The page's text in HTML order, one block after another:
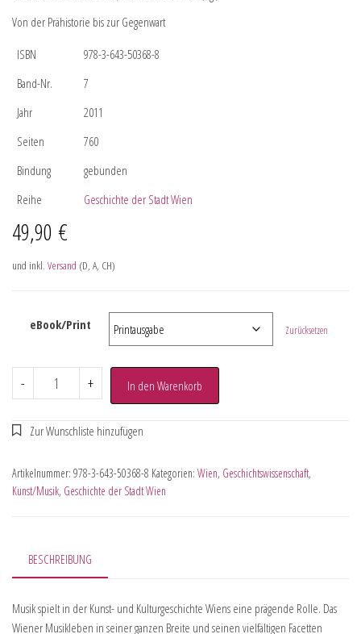
Von der Prähistorie bis zur Gegenwart
ISBN
978-3-643-50368-8
Band-Nr.
7
Jahr
2011
Seiten
760
Bindung
gebunden
Reihe
Geschichte der Stadt Wien
49,90 €
und inkl. Versand (D, A, CH)
eBook/Print Zurücksetzen
- + In den Warenkorb
Artikelnummer: 978-3-643-50368-8 Kategorien: Wien, Geschichtswissenschaft,
Kunst/Musik, Geschichte der Stadt Wien
BESCHREIBUNG
Musik spielt in der Kunst- und Kulturgeschichte Wiens eine prägende Rolle. Das
Wiener Musikleben in seiner ganzen Breite und seinen vielfältigen Facetten